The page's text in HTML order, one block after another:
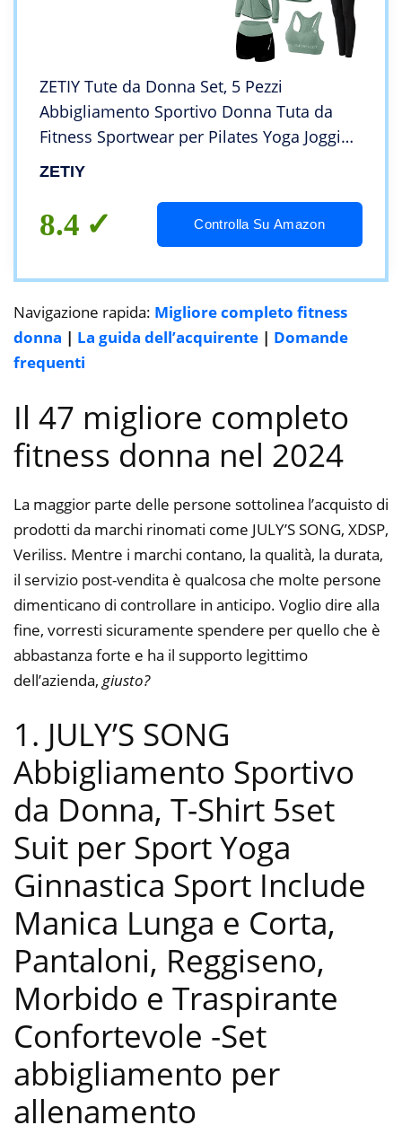
ZETIY Tute da Donna Set, 5 Pezzi
Abbigliamento Sportivo Donna Tuta da
Fitness Sportwear per Pilates Yoga Jogging
Gym Workout Ginnastica
ZETIY
8.4 Controlla Su Amazon
Navigazione rapida: Migliore completo fitness
donna | La guida dell’acquirente | Domande
frequenti
Il 47 migliore completo
fitness donna nel 2024
La maggior parte delle persone sottolinea l’acquisto di
prodotti da marchi rinomati come JULY’S SONG, XDSP,
Veriliss. Mentre i marchi contano, la qualità, la durata,
il servizio post-vendita è qualcosa che molte persone
dimenticano di controllare in anticipo. Voglio dire alla
fine, vorresti sicuramente spendere per quello che è
abbastanza forte e ha il supporto legittimo
dell’azienda, giusto?
1. JULY’S SONG
Abbigliamento Sportivo
da Donna, T-Shirt 5set
Suit per Sport Yoga
Ginnastica Sport Include
Manica Lunga e Corta,
Pantaloni, Reggiseno,
Morbido e Traspirante
Confortevole -Set
abbigliamento per
allenamento